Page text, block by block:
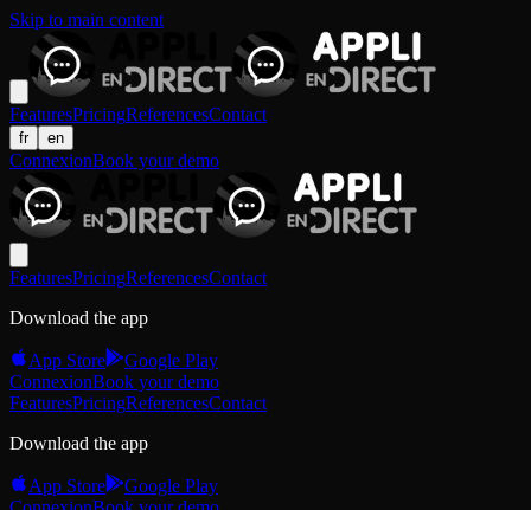
Skip to main content
FeaturesPricingReferencesContact
fr en
ConnexionBook your demo
FeaturesPricingReferencesContact
Download the app
App Store
Google Play
ConnexionBook your demo
FeaturesPricingReferencesContact
Download the app
App Store
Google Play